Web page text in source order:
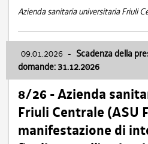
Azienda sanitaria universitaria Friuli
09.01.2026 - Scadenza della
domande: 31.12.2026
8/26 - Azienda
Friuli Centrale (ASU
manifestazione di